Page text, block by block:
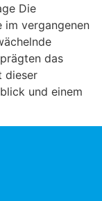
Die
im vergangenen
das
dieser
und einem